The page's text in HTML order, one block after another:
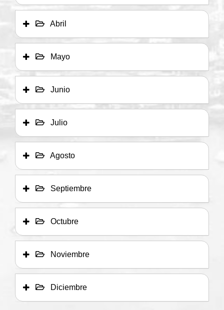
Abril
Mayo
Junio
Julio
Agosto
Septiembre
Octubre
Noviembre
Diciembre